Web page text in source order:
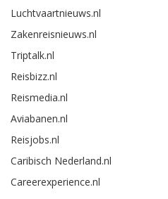
Luchtvaartnieuws.nl
Zakenreisnieuws.nl
Triptalk.nl
Reisbizz.nl
Reismedia.nl
Aviabanen.nl
Reisjobs.nl
Caribisch Nederland.nl
Careerexperience.nl